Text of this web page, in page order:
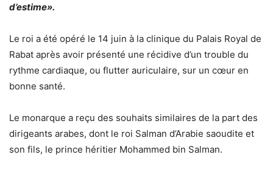
d’estime».
Le roi a été opéré le 14 juin à la clinique du Palais Royal de
Rabat après avoir présenté une récidive d’un trouble du
rythme cardiaque, ou flutter auriculaire, sur un cœur en
bonne santé.
Le monarque a reçu des souhaits similaires de la part des
dirigeants arabes, dont le roi Salman d’Arabie saoudite et
son fils, le prince héritier Mohammed bin Salman.